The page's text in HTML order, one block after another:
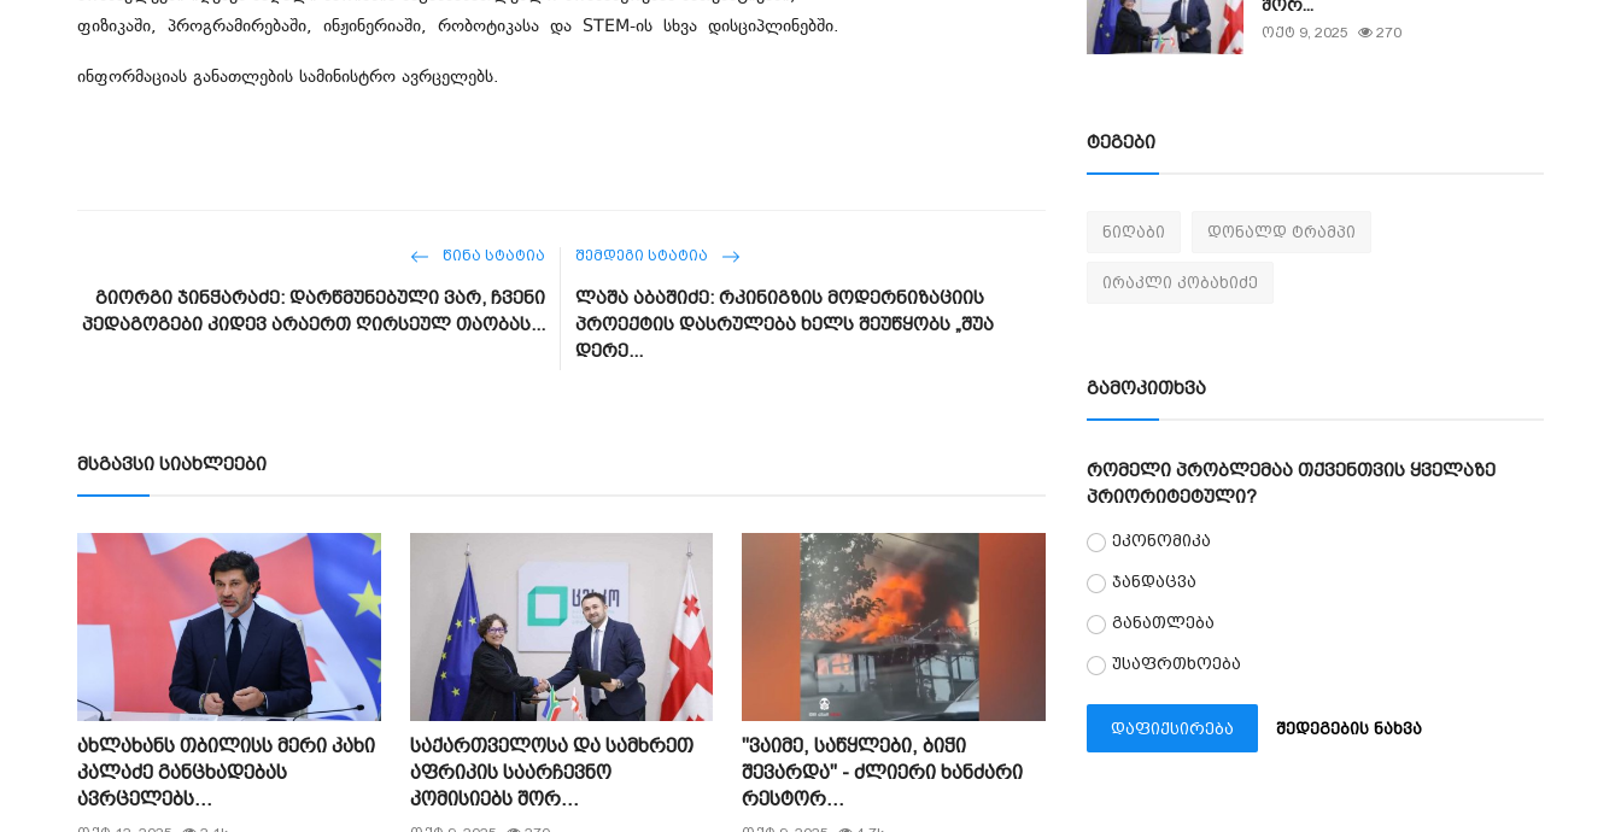
ფიზიკაში, პროგრამირებაში, ინჟინერიაში, რობოტიკასა და STEM-ის სხვა დისციპლინებში.
ინფორმაციას განათლების სამინისტრო ავრცელებს.
ᲬᲘᲜᲐ ᲡᲢᲐᲢᲘᲐ
გიორგი ჯინჭარაძე: დარწმუნებული ვარ, ჩვენი
პედაგოგები კიდევ არაერთ ღირსეულ თაობას...
ᲨᲔᲛᲓᲔᲒᲘ ᲡᲢᲐᲢᲘᲐ
ლაშა აბაშიძე: რკინიგზის მოდერნიზაციის
პროექტის დასრულება ხელს შეუწყობს „შუა
დერე...
მსგავსი სიახლეები
ახლახანს თბილისს მერი კახი
კალაძე განცხადებას
ავრცელებს...
საქართველოსა და სამხრეთ
აფრიკის საარჩევნო
კომისიებს შორ...
"ვაიმე, საწყლები, ბიჭი
შევარდა" - ძლიერი ხანძარი
რესტორ...
შორ...
ოქტ 9, 2025 270
ტეგები
ნიღაბი დონალდ ტრამპი
ირაკლი კობახიძე
გამოკითხვა
რომელი პრობლემაა თქვენთვის ყველაზე
პრიორიტეტული?
ეკონომიკა
ჯანდაცვა
განათლება
უსაფრთხოება
დაფიქსირება შედეგების ნახვა